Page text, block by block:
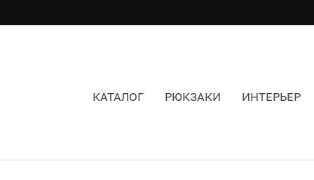
КАТАЛОГ РЮКЗАКИ ИНТЕРЬЕР